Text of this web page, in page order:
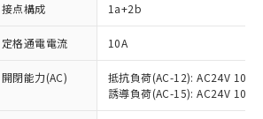
接点構成 1a+2b
定格通電電流 10A
開閉能力(AC)
抵抗負荷(AC-12): AC24V 10A/
誘導負荷(AC-15): AC24V
況
：EU RoHS指令（10物質）の
応した製品が提供可能な商品で
EU RoHS指令（10物質）の非含